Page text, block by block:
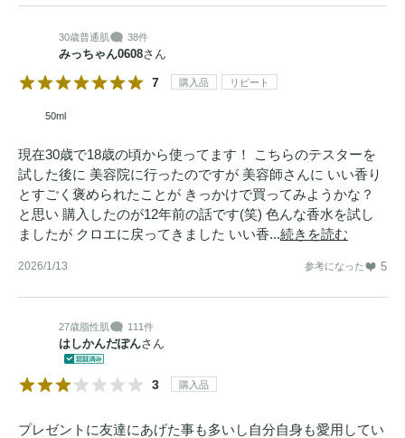
30歳普通肌 38件
みっちゃん0608さん
7 購入品 リピート
50ml
現在30歳で18歳の頃から使ってます！ こちらのテスターを
試した後に 美容院に行ったのですが 美容師さんに いい香り
とすごく褒められたことが きっかけで買ってみようかな？
と思い 購入したのが12年前の話です(笑) 色んな香水を試し
ましたが クロエに戻ってきました いい香...続きを読む
2026/1/13 参考になった 5
27歳脂性肌 111件
はしかんだぽんさん
3 購入品
プレゼントに友達にあげた事も多いし自分自身も愛用してい